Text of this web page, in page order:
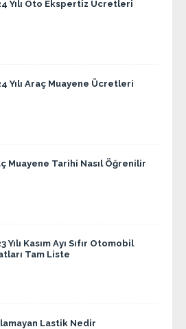
Yılı Oto Ekspertiz Ücretleri
Yılı Araç Muayene Ücretleri
Muayene Tarihi Nasıl Öğrenilir
Yılı Kasım Ayı Sıfır Otomobil
Tam Liste
Lastik Nedir